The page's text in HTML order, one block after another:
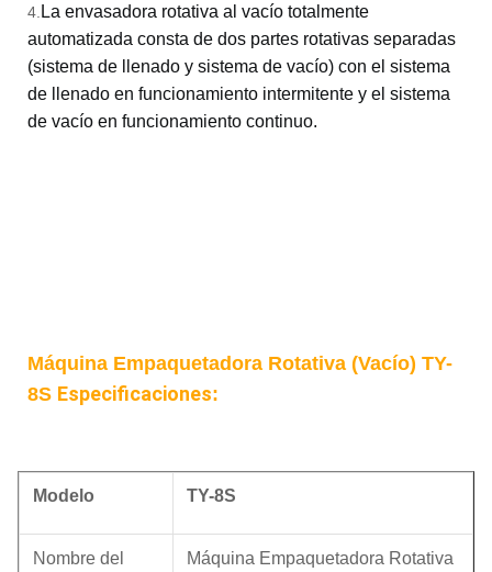
4. La envasadora rotativa al vacío totalmente
automatizada consta de dos partes rotativas separadas
(sistema de llenado y sistema de vacío) con el sistema
de llenado en funcionamiento intermitente y el sistema
de vacío en funcionamiento continuo.
Máquina Empaquetadora Rotativa (Vacío) TY-
8S Especificaciones:
Modelo TY-8S
Nombre del
Máquina Empaquetadora Rotativa